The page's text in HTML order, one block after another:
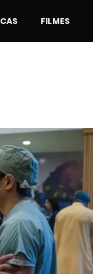
FILMES